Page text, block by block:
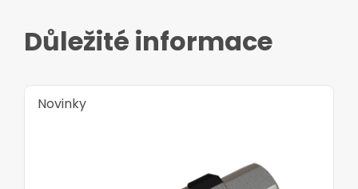
Důležité informace
Novinky